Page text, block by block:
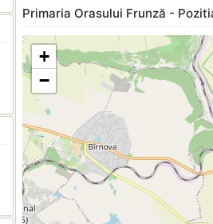
Primaria Orasului Frunză -
+
−